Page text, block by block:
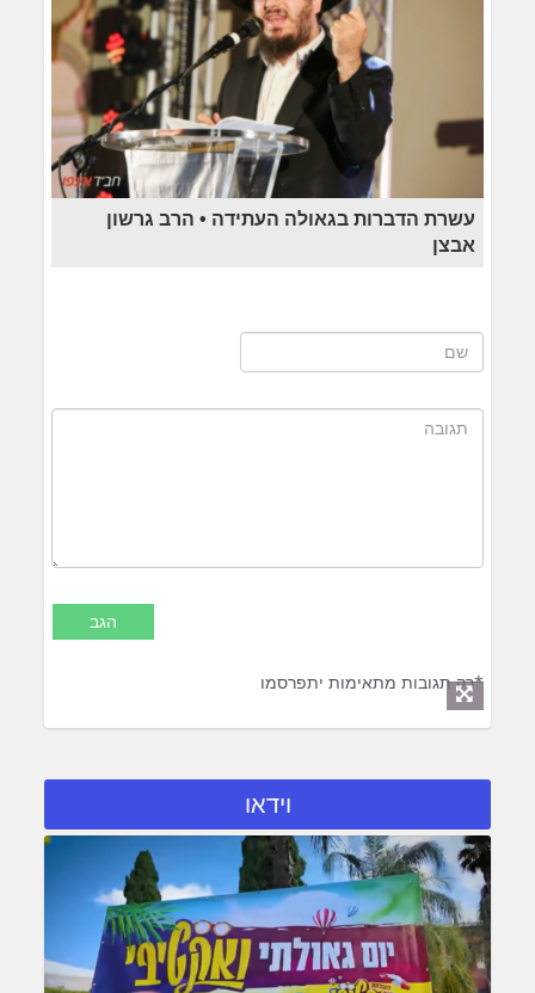
עשרת הדברות בגאולה העתידה • הרב גרשון
אבצן
*רק תגובות מתאימות יתפרסמו
וידאו